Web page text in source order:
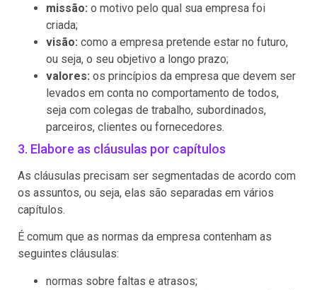
missão: o motivo pelo qual sua empresa foi
criada;
visão: como a empresa pretende estar no futuro,
ou seja, o seu objetivo a longo prazo;
valores: os princípios da empresa que devem ser
levados em conta no comportamento de todos,
seja com colegas de trabalho, subordinados,
parceiros, clientes ou fornecedores.
3. Elabore as cláusulas por capítulos
As cláusulas precisam ser segmentadas de acordo com
os assuntos, ou seja, elas são separadas em vários
capítulos.
É comum que as normas da empresa contenham as
seguintes cláusulas:
normas sobre faltas e atrasos;